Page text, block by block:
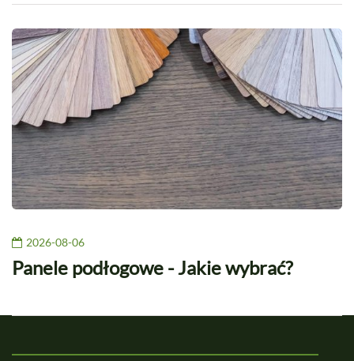
2026-08-06
Panele podłogowe - Jakie wybrać?